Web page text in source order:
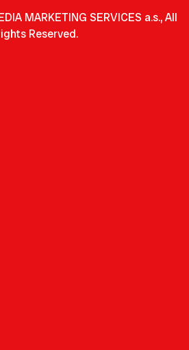
MARKETING SERVICES a.s., All
Reserved.